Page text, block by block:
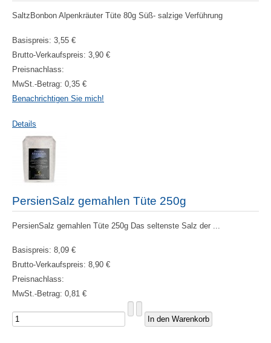
SaltzBonbon Alpenkräuter Tüte 80g Süß- salzige Verführung
Basispreis: 3,55 €
Brutto-Verkaufspreis: 3,90 €
Preisnachlass:
MwSt.-Betrag: 0,35 €
Benachrichtigen Sie mich!
Details
PersienSalz gemahlen Tüte 250g
PersienSalz gemahlen Tüte 250g Das seltenste Salz der ...
Basispreis: 8,09 €
Brutto-Verkaufspreis: 8,90 €
Preisnachlass:
MwSt.-Betrag: 0,81 €